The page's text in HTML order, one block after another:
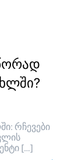
რჩევები
[…]